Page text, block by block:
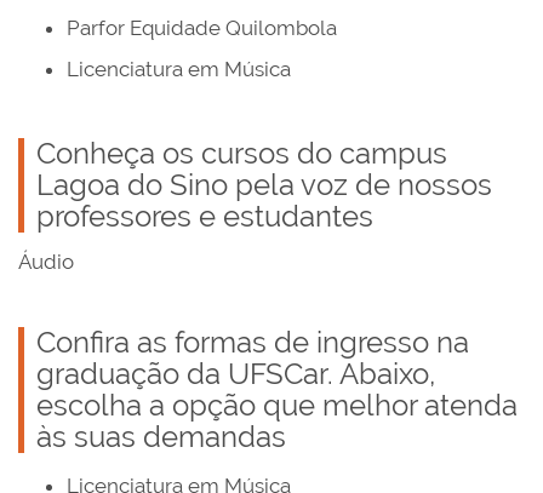
Parfor Equidade Quilombola
Licenciatura em Música
Conheça os cursos do campus
Lagoa do Sino pela voz de nossos
professores e estudantes
Áudio
Confira as formas de ingresso na
graduação da UFSCar. Abaixo,
escolha a opção que melhor atenda
às suas demandas
Licenciatura em Música